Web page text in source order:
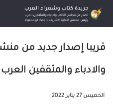
قريبا إصدار جديد من
والادباء والمثقفين العرب
الخميس 27 يناير 2022